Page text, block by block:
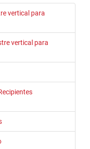
vertical para
vertical para